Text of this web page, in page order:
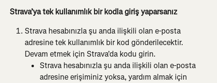
Strava’ya tek kullanımlık bir kodla giriş yaparsanız
Strava hesabınızla şu anda ilişkili olan e-posta
adresine tek kullanımlık bir kod gönderilecektir.
Devam etmek için Strava'da kodu girin.
Strava hesabınızla şu anda ilişkili olan e-posta
adresine erişiminiz yoksa, yardım almak için